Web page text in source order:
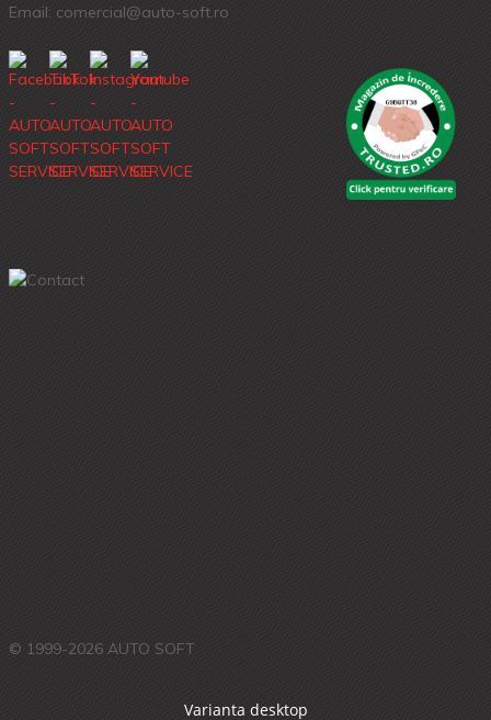
Email: comercial@auto-soft.ro
© 1999-2026 AUTO SOFT
Varianta desktop